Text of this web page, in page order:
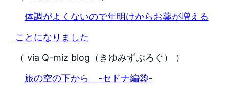
体調がよくないので年明けからお薬が増える
ことになりました
（ via Q-miz blog（きゆみずぶろぐ） ）
旅の空の下から -セドナ編㉕-